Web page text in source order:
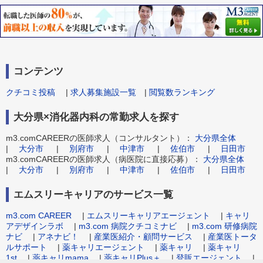
コンテンツ
クチコミ投稿 | 求人募集施設一覧 | 閲覧数ランキング
大分県×消化器内科の常勤求人を探す
m3.comCAREERの医師求人（コンサルタント）： 大分県全体
| 大分市 | 別府市 | 中津市 | 佐伯市 |
日田市
m3.comCAREERの医師求人（病医院に直接応募）： 大分県全体
| 大分市 | 別府市 | 中津市 | 佐伯市 | 日田市
エムスリーキャリアのサービス一覧
m3.com CAREER | エムスリーキャリアエージェント | キャリ
アデザインラボ | m3.com 病院クチコミナビ | m3.com 研修病院
ナビ | アネナビ！ | 産業医紹介・顧問サービス | 産業医トータ
ルサポート
| 薬キャリエージェント | 薬キャリ | 薬キャリ
1st | 薬キャリmama | 薬キャリPlus＋ | 登販エージェント |